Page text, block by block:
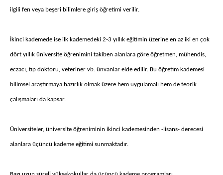
ilgili fen veya beşeri bilimlere giriş öğretimi verilir.
İkinci kademede ise ilk kademedeki 2-3 yıllık eğitimin üzerine en az iki en çok
dört yıllık üniversite öğrenimini takiben alanlara göre öğretmen, mühendis,
eczacı, tıp doktoru, veteriner vb. ünvanlar elde edilir. Bu öğretim kademesi
bilimsel araştırmaya hazırlık olmak üzere hem uygulamalı hem de teorik
çalışmaları da kapsar.
Üniversiteler, üniversite öğreniminin ikinci kademesinden -lisans- derecesi
alanlara üçüncü kademe eğitimi sunmaktadır.